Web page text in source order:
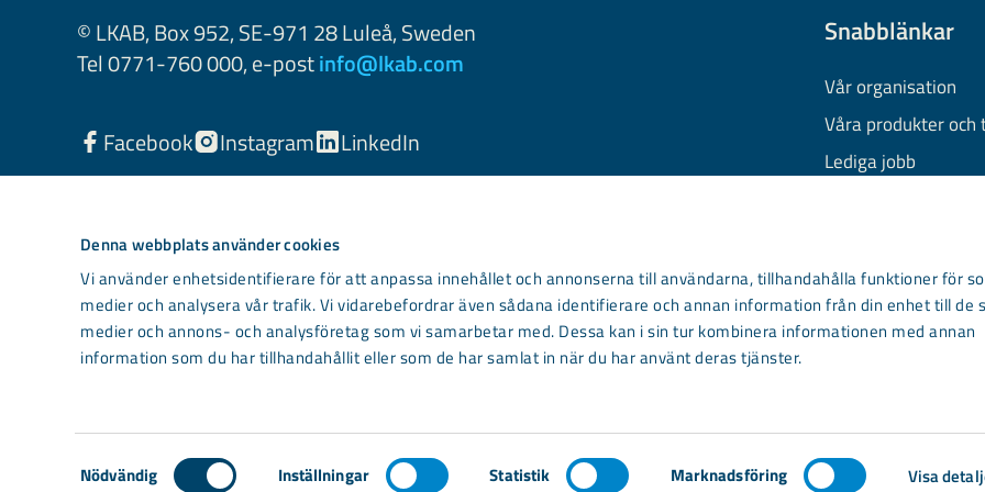
Denna webbplats använder cookies
Vi använder enhetsidentifierare för att anpassa innehållet och annonserna till användarna, tillhandahålla funktioner för
medier och analysera vår trafik. Vi vidarebefordrar även sådana identifierare och annan information från din enhet till de
medier och annons- och analysföretag som vi samarbetar med. Dessa kan i sin tur kombinera informationen med annan
information som du har tillhandahållit eller som de har samlat in när du har använt deras tjänster.
Samtyckesval
Nödvändig Inställningar Statistik Marknadsföring Visa
© LKAB, Box 952, SE-971 28 Luleå, Sweden
Tel 0771-760 000, e-postinfo@lkab.com
Facebook Instagram LinkedIn
Snabblänkar
Vår organisation
Våra produkter och
Lediga jobb
Information om
Kontakta oss
Light mode